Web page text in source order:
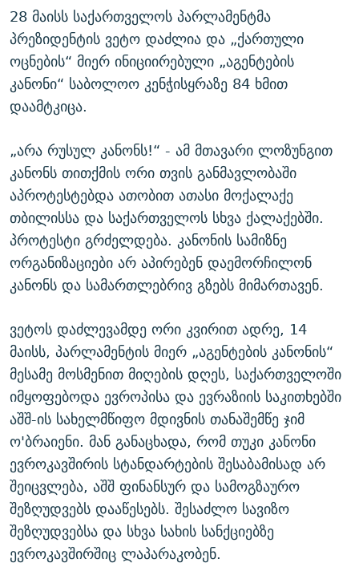
28 მაისს საქართველოს პარლამენტმა
პრეზიდენტის ვეტო დაძლია და „ქართული
ოცნების“ მიერ ინიციირებული „აგენტების
კანონი“ საბოლოო კენჭისყრაზე 84 ხმით
დაამტკიცა.
„არა რუსულ კანონს!“ - ამ მთავარი ლოზუნგით
კანონს თითქმის ორი თვის განმავლობაში
აპროტესტებდა ათობით ათასი მოქალაქე
თბილისსა და საქართველოს სხვა ქალაქებში.
პროტესტი გრძელდება. კანონის სამიზნე
ორგანიზაციები არ აპირებენ დაემორჩილონ
კანონს და სამართლებრივ გზებს მიმართავენ.
ვეტოს დაძლევამდე ორი კვირით ადრე, 14
მაისს, პარლამენტის მიერ „აგენტების კანონის“
მესამე მოსმენით მიღების დღეს, საქართველოში
იმყოფებოდა ევროპისა და ევრაზიის საკითხებში
აშშ-ის სახელმწიფო მდივნის თანაშემწე ჯიმ
ო'ბრაიენი. მან განაცხადა, რომ თუკი კანონი
ევროკავშირის სტანდარტების შესაბამისად არ
შეიცვლება, აშშ ფინანსურ და სამოგზაურო
შეზღუდვებს დააწესებს. შესაძლო სავიზო
შეზღუდვებსა და სხვა სახის სანქციებზე
ევროკავშირშიც ლაპარაკობენ.